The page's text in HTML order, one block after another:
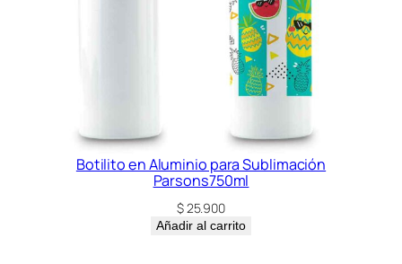
Botilito en Aluminio para Sublimación
Parsons750ml
$25.900
Añadir al carrito